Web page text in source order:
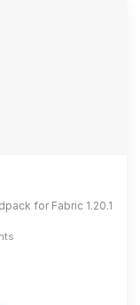
for Fabric 1.20.1